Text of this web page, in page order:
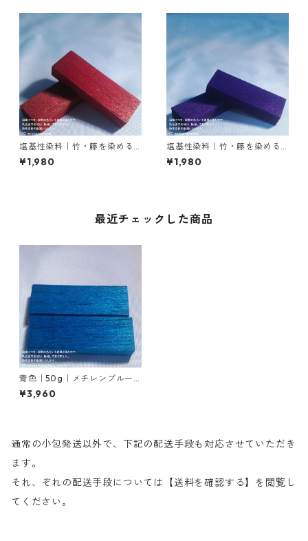
塩基性染料｜竹・籐を染める
｜20g｜M.Bビスマークブロン
Ｂ（茶色）
¥1,980
塩基性染料｜竹・籐を染める
｜20g｜メチルバイオレット
ピュアスペシャル（紫色）
¥1,980
最近チェックした商品
青色｜50g｜メチレンブルー
｜竹染め染料
¥3,960
通常の小包発送以外で、下記の配送手段も対応させていただき
ます。
それ、ぞれの配送手段については【送料を確認する】を閲覧し
てください。